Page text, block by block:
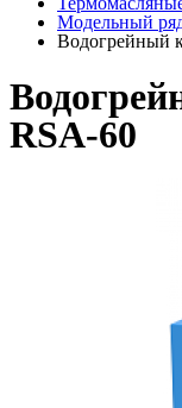
Модельный
Водогрейный
RSA-60